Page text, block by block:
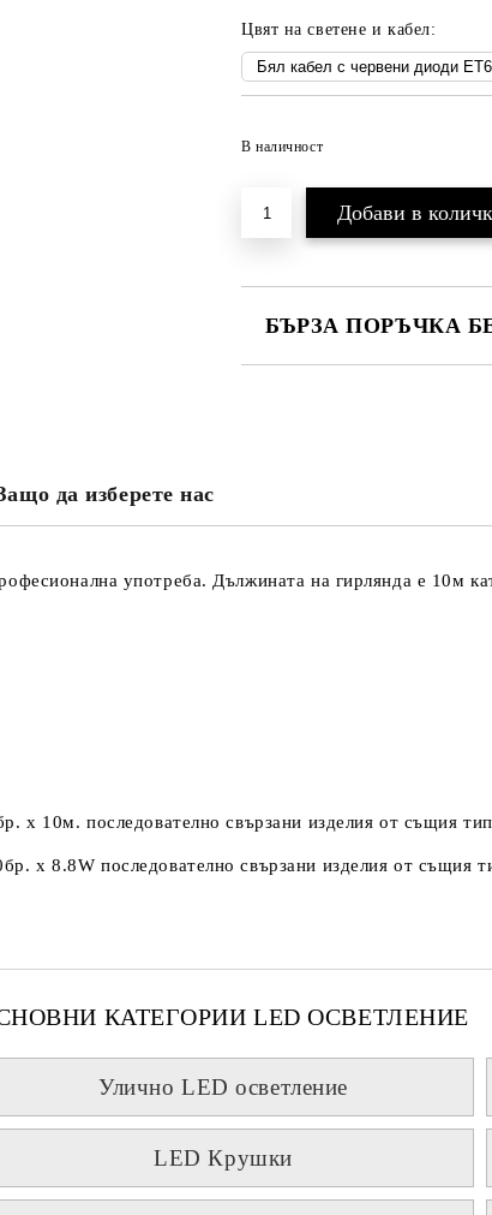
Цвят на светене и кабел:
В наличност
БЪРЗА ПОРЪЧКА
проверете дали сте изписали
Натискайки бутона "Купи сега",
да изберете нас
употреба. Дължината на гирлянда е 10м
х 10м. последователно свързани изделия от същия
х 8.8W последователно свързани изделия от същия
КАТЕГОРИИ LED ОСВЕТЛЕНИЕ
Улично LED осветление
LED Крушки